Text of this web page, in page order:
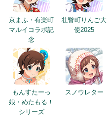
京まふ・有楽町
マルイコラボ記
念
壮瞥町りんご大
使2025
もんすたーっ
娘・めたもる！
シリーズ
スノウレター